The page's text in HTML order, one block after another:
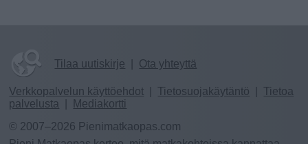
Tilaa uutiskirje Ota yhteyttä
Verkkopalvelun käyttöehdot Tietosuojakäytäntö
Tietoa
palvelusta
Mediakortti
© 2007–2026 Pienimatkaopas.com